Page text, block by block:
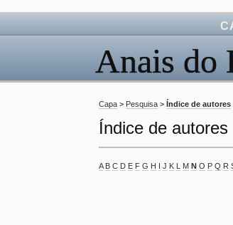
Anais do
Capa > Pesquisa >Índice de autores
Índice de autores
A B C D E F G H I J K L M N O P Q R